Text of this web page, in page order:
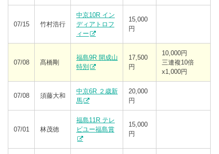
07/15 竹村浩行
中京10R イン
ディアトロフ
ィー
15,000
円
07/08 髙橋剛
福島9R 開成山
特別
17,500
円
10,000円
三連複10倍
x1,000円
07/08 須藤大和
中京6R ２歳新
馬
20,000
円
07/01 林茂徳
福島11R テレ
ビユー福島賞
15,000
円